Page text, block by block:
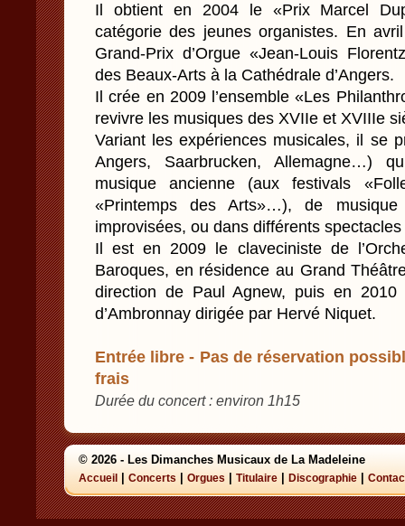
Il obtient en 2004 le «Prix Marcel
catégorie des jeunes organistes. En
Grand-Prix d’Orgue «Jean-Louis
des Beaux-Arts à la Cathédrale d’Angers.
Il crée en 2009 l’ensemble «Les
revivre les musiques des XVIIe et XVIIIe
Variant les expériences musicales, il se
Angers, Saarbrucken, Allemagne…)
musique ancienne (aux festivals
«Printemps des Arts»…), de
improvisées, ou dans différents
Il est en 2009 le claveciniste de
Baroques, en résidence au Grand
direction de Paul Agnew, puis en 2010
d’Ambronnay dirigée par Hervé Niquet.
Entrée libre - Pas de réservation
frais
Durée du concert : environ 1h15
© 2026 - Les Dimanches Musicaux de La Madeleine
Accueil Concerts Orgues Titulaire Discographie